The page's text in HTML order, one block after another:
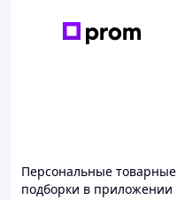
Персональные товарные
подборки в приложении